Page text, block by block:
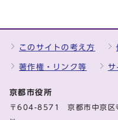
このサイトの考え方
著作権・リンク等 サ
京都市役所
〒604-8571 京都市中京区